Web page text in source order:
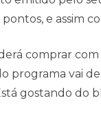
e assim
comprar
programa vai
gostando do